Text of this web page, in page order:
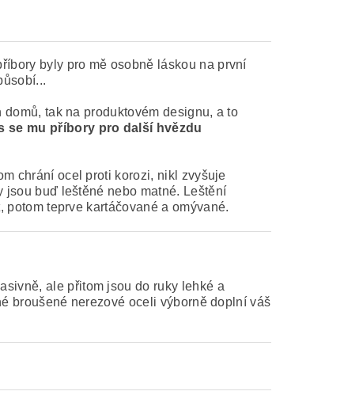
byly pro mě osobně láskou na první
tak na produktovém designu, a to
se mu příbory pro další hvězdu
chrání ocel proti korozi, nikl zvyšuje
buď leštěné nebo matné. Leštění
teprve kartáčované a omývané.
ale přitom jsou do ruky lehké a
broušené nerezové oceli výborně doplní váš